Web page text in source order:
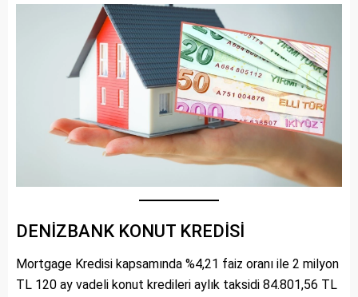
DENİZBANK KONUT KREDİSİ
Mortgage Kredisi kapsamında %4,21 faiz oranı ile 2 milyon
TL 120 ay vadeli konut kredileri aylık taksidi 84.801,56 TL